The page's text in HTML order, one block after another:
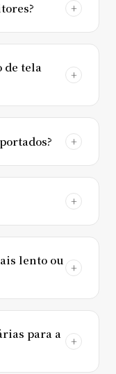
de tela
lento ou
para a